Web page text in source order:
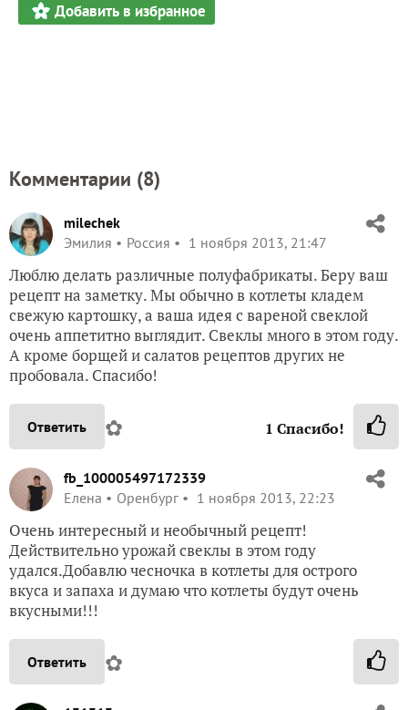
Добавить в избранное
Комментарии (8)
milechek
Эмилия
Россия 1 ноября 2013, 21:47
Люблю делать различные полуфабрикаты. Беру ваш
рецепт на заметку. Мы обычно в котлеты кладем
свежую картошку, а ваша идея с вареной свеклой
очень аппетитно выглядит. Свеклы много в этом году.
А кроме борщей и салатов рецептов других не
пробовала. Спасибо!
Ответить ✿ 1 Спасибо!
fb_100005497172339
Елена
Оренбург 1 ноября 2013, 22:23
Очень интересный и необычный рецепт!
Действительно урожай свеклы в этом году
удался.Добавлю чесночка в котлеты для острого
вкуса и запаха и думаю что котлеты будут очень
вкусными!!!
Ответить ✿